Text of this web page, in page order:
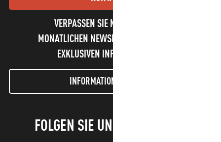
VERPASSEN SIE NICHT UNSEREN
MONATLICHEN NEWSLETTER UND UNSERE
EXKLUSIVEN INFORMATIONEN!
INFORMATIONEN LETTER
FOLGEN SIE UNS!